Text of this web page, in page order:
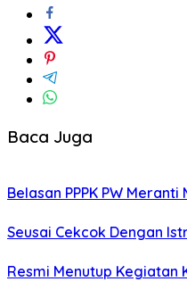
Baca Juga
Belasan PPPK PW
Seusai Cekcok Dengan
Resmi Menutup Kegiatan